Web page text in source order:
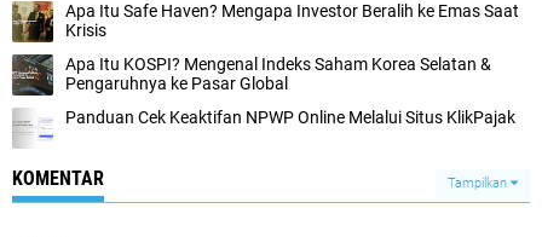
Apa Itu Safe Haven? Mengapa Investor Beralih ke Emas Saat
Krisis
Apa Itu KOSPI? Mengenal Indeks Saham Korea Selatan &
Pengaruhnya ke Pasar Global
Panduan Cek Keaktifan NPWP Online Melalui Situs KlikPajak
KOMENTAR Tampilkan